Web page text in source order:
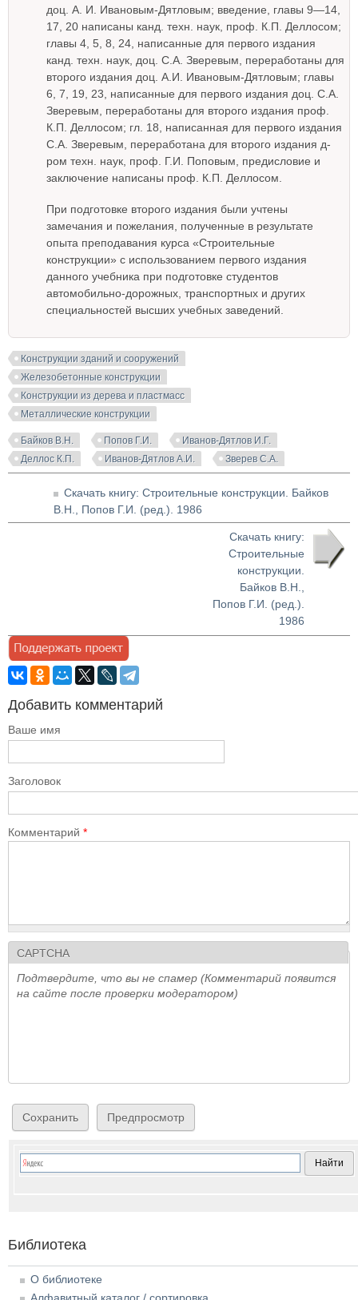
доц. А. И. Ивановым-Дятловым; введение, главы 9—14,
17, 20 написаны канд. техн. наук, проф. К.П. Деллосом;
главы 4, 5, 8, 24, написанные для первого издания
канд. техн. наук, доц. С.А. Зверевым, переработаны для
второго издания доц. А.И. Ивановым-Дятловым; главы
6, 7, 19, 23, написанные для первого издания доц. С.А.
Зверевым, переработаны для второго издания проф.
К.П. Деллосом; гл. 18, написанная для первого издания
С.А. Зверевым, переработана для второго издания д-
ром техн. наук, проф. Г.И. Поповым, предисловие и
заключение написаны проф. К.П. Деллосом.
При подготовке второго издания были учтены
замечания и пожелания, полученные в результате
опыта преподавания курса «Строительные
конструкции» с использованием первого издания
данного учебника при подготовке студентов
автомобильно-дорожных, транспортных и других
специальностей высших учебных заведений.
Конструкции зданий и сооружений
Железобетонные конструкции
Конструкции из дерева и пластмасс
Металлические конструкции
Байков В.Н. Попов Г.И.
Иванов-Дятлов И.Г.
Деллос К.П.
Иванов-Дятлов А.И. Зверев С.А.
Скачать книгу: Строительные конструкции. Байков
В.Н., Попов Г.И. (ред.). 1986
Скачать книгу:
Строительные
конструкции.
Байков В.Н.,
Попов Г.И. (ред.).
1986
Добавить комментарий
Ваше имя
Заголовок
Комментарий *
CAPTCHA
Подтвердите, что вы не спамер (Комментарий появится
на сайте после проверки модератором)
Библиотека
О библиотеке